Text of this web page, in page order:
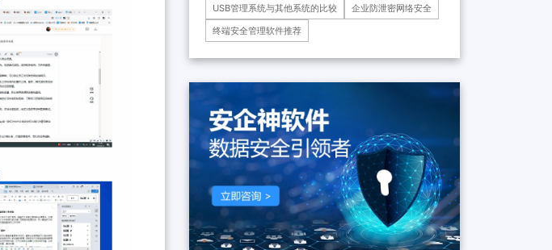
USB管理系统与其他系统的比较
企业防泄密网络安全
终端安全管理软件推荐